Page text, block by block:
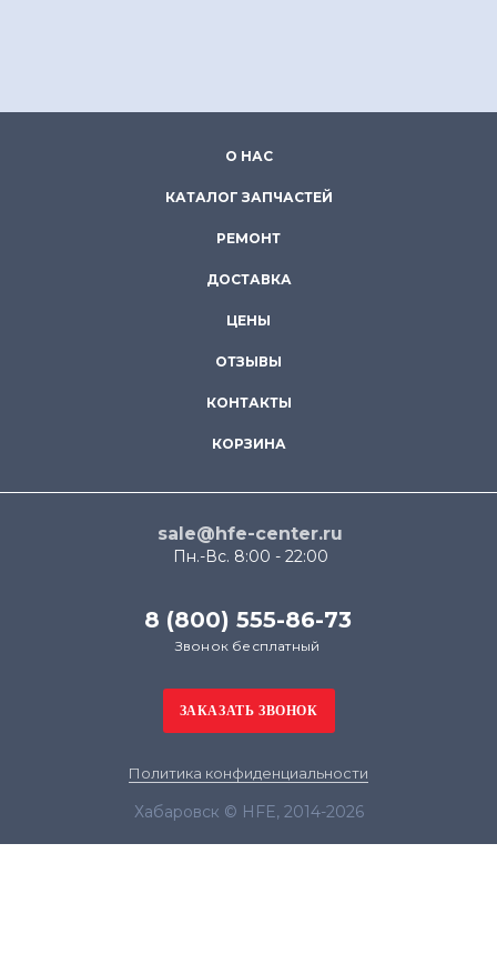
О НАС
КАТАЛОГ ЗАПЧАСТЕЙ
РЕМОНТ
ДОСТАВКА
ЦЕНЫ
ОТЗЫВЫ
КОНТАКТЫ
КОРЗИНА
sale@hfe-center.ru
Пн.-Вс. 8:00 - 22:00
8 (800) 555-86-73
Звонок бесплатный
Политика конфиденциальности
Хабаровск © HFE, 2014-2026